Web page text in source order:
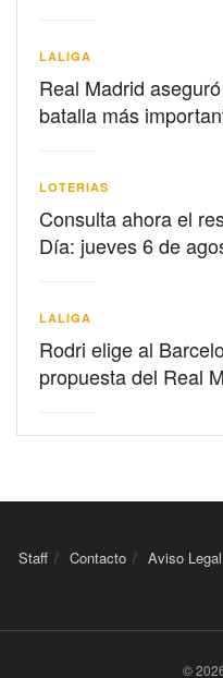
LALIGA
Real Madrid
batalla más
LOTERIAS
Consulta ahora el
Día: jueves 6 de
LALIGA
Rodri elige al
propuesta del Real
Staff Contacto Aviso
©